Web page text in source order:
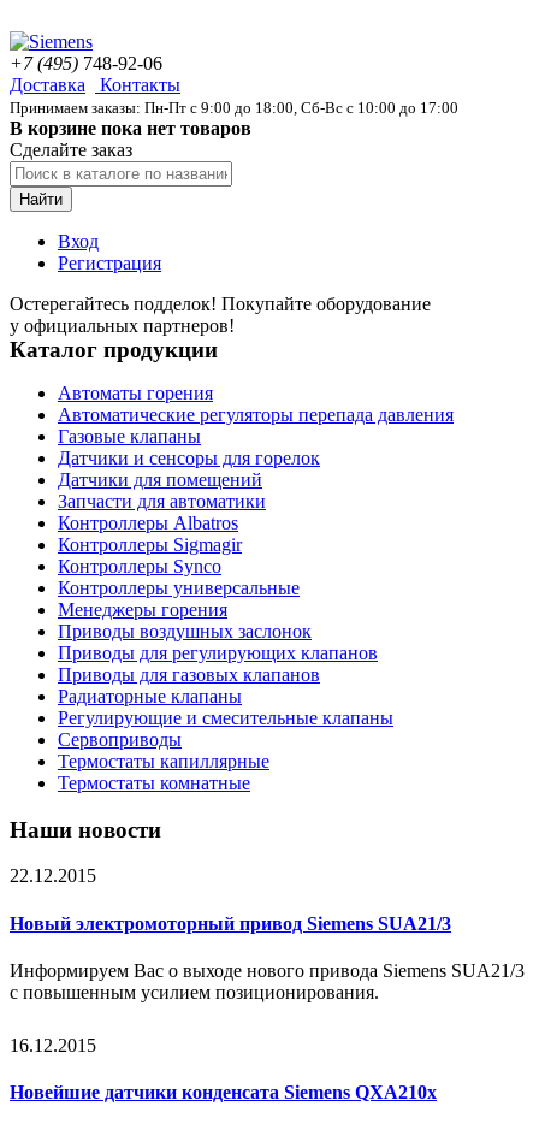
+7 (495) 748-92-06
Доставка
Контакты
Принимаем заказы: Пн-Пт с 9:00 до 18:00, Сб-Вс с 10:00 до 17:00
В корзине пока нет товаров
Сделайте заказ
Найти
Вход
Регистрация
Остерегайтесь подделок! Покупайте оборудование
у официальных партнеров!
Каталог продукции
Автоматы горения
Автоматические регуляторы перепада давления
Газовые клапаны
Датчики и сенсоры для горелок
Датчики для помещений
Запчасти для автоматики
Контроллеры Albatros
Контроллеры Sigmagir
Контроллеры Synco
Контроллеры универсальные
Менеджеры горения
Приводы воздушных заслонок
Приводы для регулирующих клапанов
Приводы для газовых клапанов
Радиаторные клапаны
Регулирующие и смесительные клапаны
Сервоприводы
Термостаты капиллярные
Термостаты комнатные
Наши новости
22.12.2015
Новый электромоторный привод Siemens SUA21/3
Информируем Вас о выходе нового привода Siemens SUA21/3
с повышенным усилием позиционирования.
16.12.2015
Новейшие датчики конденсата Siemens QXA210x